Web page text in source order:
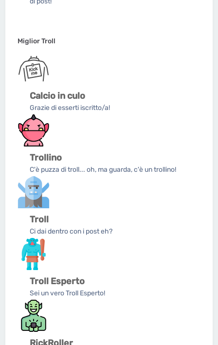
Miglior Troll
Calcio in culo
Grazie di esserti iscritto/a!
Trollino
C'è puzza di troll... oh, ma guarda, c'è un trollino!
Troll
Ci dai dentro con i post eh?
Troll Esperto
Sei un vero Troll Esperto!
RickRoller